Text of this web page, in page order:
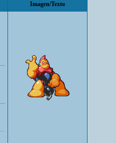
Imagen/Texto